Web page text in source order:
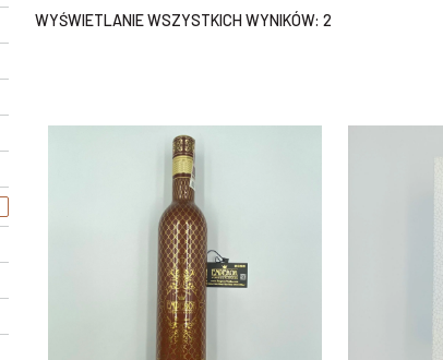
WYŚWIETLANIE WSZYSTKICH WYNIKÓW: 2